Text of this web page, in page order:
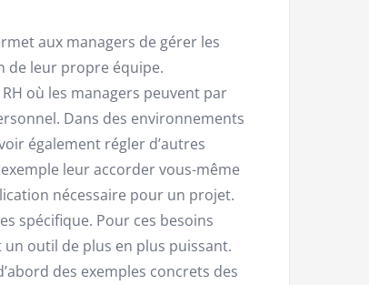
aux managers de gérer les
de leur propre équipe.
où les managers peuvent par
Dans des environnements
également régler d’autres
leur accorder vous-même
nécessaire pour un projet.
spécifique. Pour ces besoins
outil de plus en plus puissant.
des exemples concrets des